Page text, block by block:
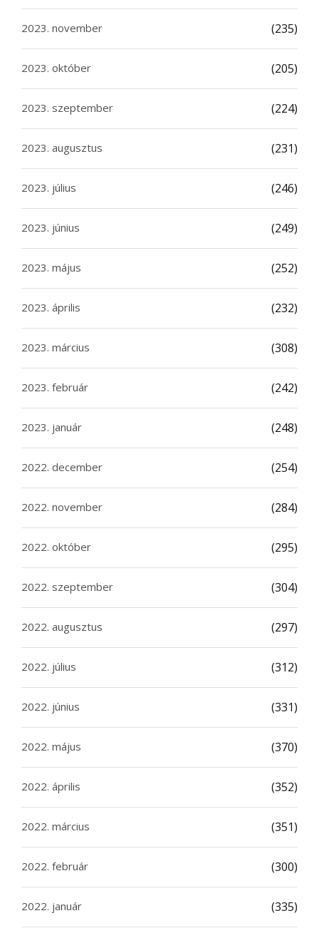
2023. november (235)
2023. október (205)
2023. szeptember (224)
2023. augusztus (231)
2023. július (246)
2023. június (249)
2023. május (252)
2023. április (232)
2023. március (308)
2023. február (242)
2023. január (248)
2022. december (254)
2022. november (284)
2022. október (295)
2022. szeptember (304)
2022. augusztus (297)
2022. július (312)
2022. június (331)
2022. május (370)
2022. április (352)
2022. március (351)
2022. február (300)
2022. január (335)